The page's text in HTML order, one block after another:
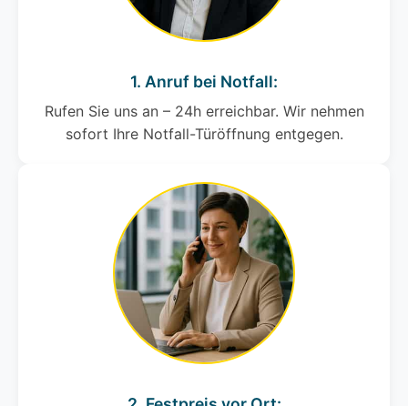
1. Anruf bei Notfall:
Rufen Sie uns an – 24h erreichbar. Wir nehmen
sofort Ihre Notfall-Türöffnung entgegen.